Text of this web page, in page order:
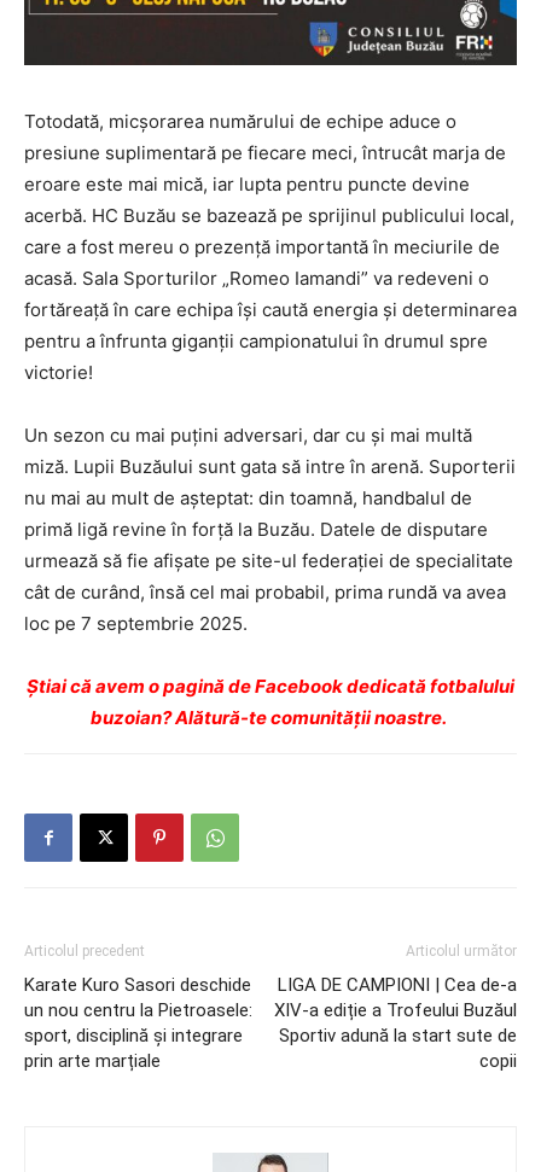
Totodată, micșorarea numărului de echipe aduce o
presiune suplimentară pe fiecare meci, întrucât marja de
eroare este mai mică, iar lupta pentru puncte devine
acerbă. HC Buzău se bazează pe sprijinul publicului local,
care a fost mereu o prezență importantă în meciurile de
acasă. Sala Sporturilor „Romeo Iamandi” va redeveni o
fortăreață în care echipa își caută energia și determinarea
pentru a înfrunta giganții campionatului în drumul spre
victorie!
Un sezon cu mai puțini adversari, dar cu și mai multă
miză. Lupii Buzăului sunt gata să intre în arenă. Suporterii
nu mai au mult de așteptat: din toamnă, handbalul de
primă ligă revine în forță la Buzău. Datele de disputare
urmează să fie afișate pe site-ul federației de specialitate
cât de curând, însă cel mai probabil, prima rundă va avea
loc pe 7 septembrie 2025.
Ştiai că avem o pagină de Facebook dedicată fotbalului
buzoian? Alătură-te comunității noastre.
Articolul precedent
Karate Kuro Sasori deschide
un nou centru la Pietroasele:
sport, disciplină și integrare
prin arte marțiale
Articolul următor
LIGA DE CAMPIONI | Cea de-a
XIV-a ediție a Trofeului Buzăul
Sportiv adună la start sute de
copii